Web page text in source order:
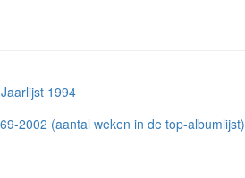
1994
2002 (aantal weken in de top-albumlijst)